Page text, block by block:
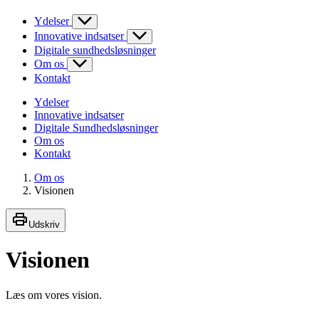
Ydelser
Innovative indsatser
Digitale sundhedsløsninger
Om os
Kontakt
Ydelser
Innovative indsatser
Digitale Sundhedsløsninger
Om os
Kontakt
Om os
Visionen
Udskriv
Visionen
Læs om vores vision.